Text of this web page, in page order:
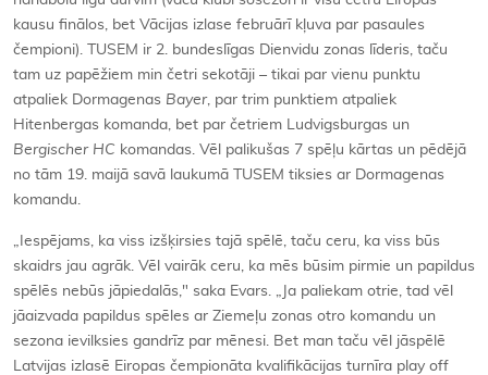
kausu finālos, bet Vācijas izlase februārī kļuva par pasaules
čempioni). TUSEM ir 2. bundeslīgas Dienvidu zonas līderis, taču
tam uz papēžiem min četri sekotāji – tikai par vienu punktu
atpaliek Dormagenas Bayer, par trim punktiem atpaliek
Hitenbergas komanda, bet par četriem Ludvigsburgas un
Bergischer HC komandas. Vēl palikušas 7 spēļu kārtas un pēdējā
no tām 19. maijā savā laukumā TUSEM tiksies ar Dormagenas
komandu.
„Iespējams, ka viss izšķirsies tajā spēlē, taču ceru, ka viss būs
skaidrs jau agrāk. Vēl vairāk ceru, ka mēs būsim pirmie un papildus
spēlēs nebūs jāpiedalās," saka Evars. „Ja paliekam otrie, tad vēl
jāaizvada papildus spēles ar Ziemeļu zonas otro komandu un
sezona ievilksies gandrīz par mēnesi. Bet man taču vēl jāspēlē
Latvijas izlasē Eiropas čempionāta kvalifikācijas turnīra play off